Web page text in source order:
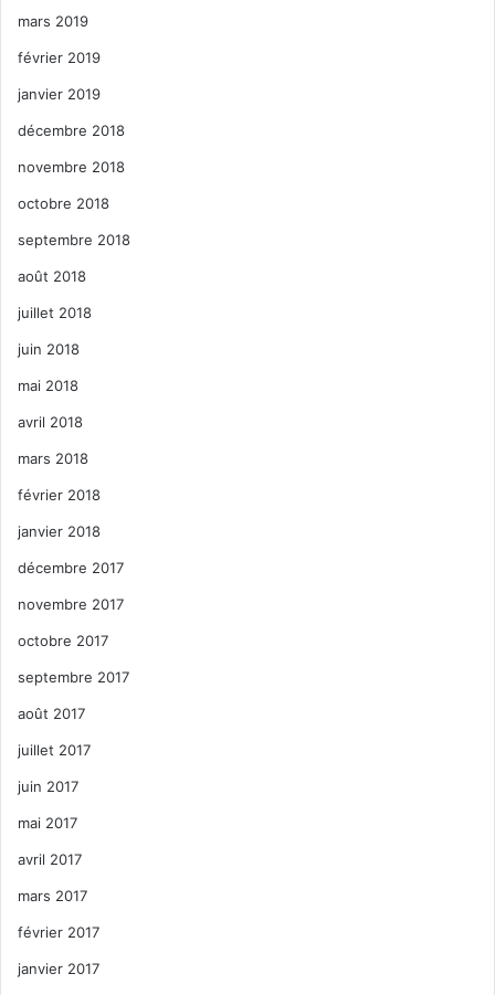
mars 2019
février 2019
janvier 2019
décembre 2018
novembre 2018
octobre 2018
septembre 2018
août 2018
juillet 2018
juin 2018
mai 2018
avril 2018
mars 2018
février 2018
janvier 2018
décembre 2017
novembre 2017
octobre 2017
septembre 2017
août 2017
juillet 2017
juin 2017
mai 2017
avril 2017
mars 2017
février 2017
janvier 2017